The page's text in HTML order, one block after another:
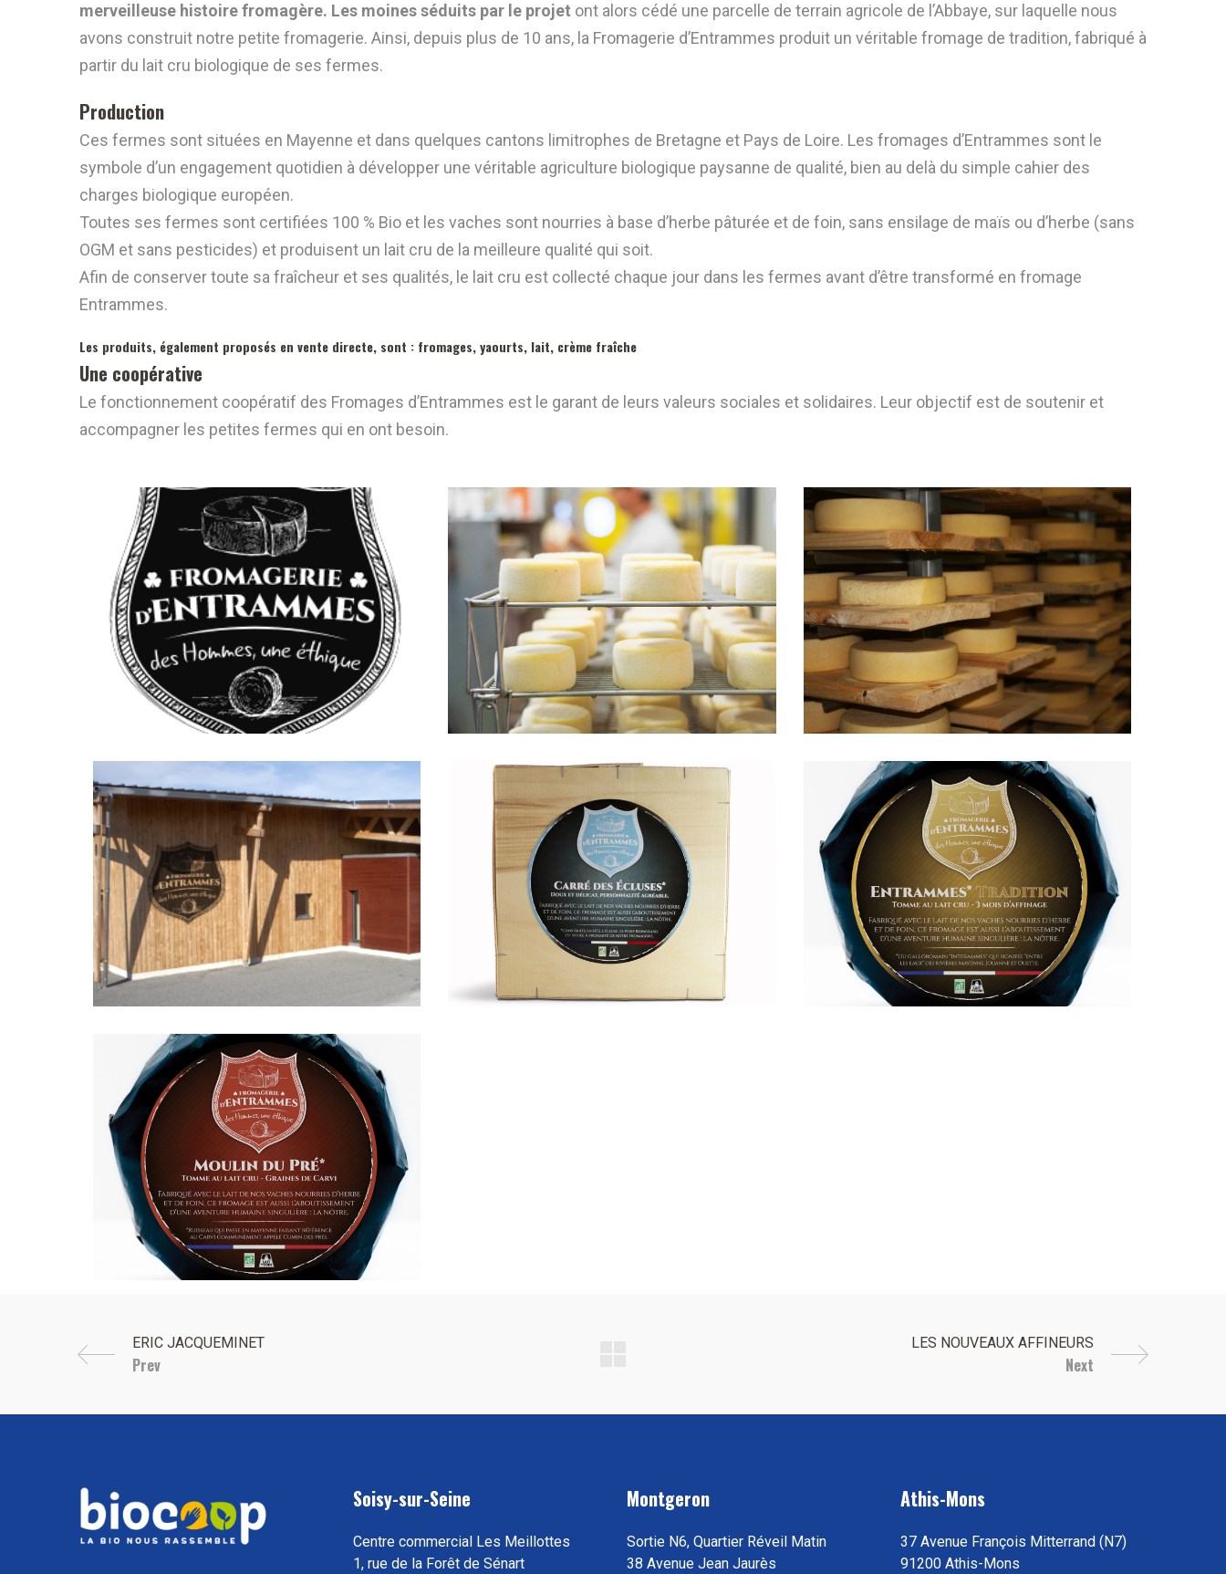
merveilleuse histoire fromagère. Les moines séduits par le projet ont alors cédé une parcelle de terrain agricole de l’Abbaye, sur laquelle nous
avons construit notre petite fromagerie. Ainsi, depuis plus de 10 ans, la Fromagerie d’Entrammes produit un véritable fromage de tradition, fabriqué à
partir du lait cru biologique de ses fermes.
Production
Ces fermes sont situées en Mayenne et dans quelques cantons limitrophes de Bretagne et Pays de Loire. Les fromages d’Entrammes sont le
symbole d’un engagement quotidien à développer une véritable agriculture biologique paysanne de qualité, bien au delà du simple cahier des
charges biologique européen.
Toutes ses fermes sont certifiées 100 % Bio et les vaches sont nourries à base d’herbe pâturée et de foin, sans ensilage de maïs ou d’herbe (sans
OGM et sans pesticides) et produisent un lait cru de la meilleure qualité qui soit.
Afin de conserver toute sa fraîcheur et ses qualités, le lait cru est collecté chaque jour dans les fermes avant d’être transformé en fromage
Entrammes.
Les produits, également proposés en vente directe, sont : fromages, yaourts, lait, crème fraîche
Une coopérative
Le fonctionnement coopératif des Fromages d’Entrammes est le garant de leurs valeurs sociales et solidaires. Leur objectif est de soutenir et
accompagner les petites fermes qui en ont besoin.
Prev Next
Soisy-sur-Seine
Centre commercial Les Meillottes
1, rue de la Forêt de Sénart
Montgeron
Sortie N6, Quartier Réveil Matin
38 Avenue Jean Jaurès
Athis-Mons
37 Avenue François Mitterrand (N7)
91200 Athis-Mons